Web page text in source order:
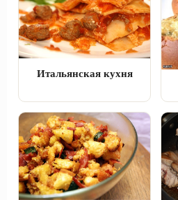
Итальянская кухня